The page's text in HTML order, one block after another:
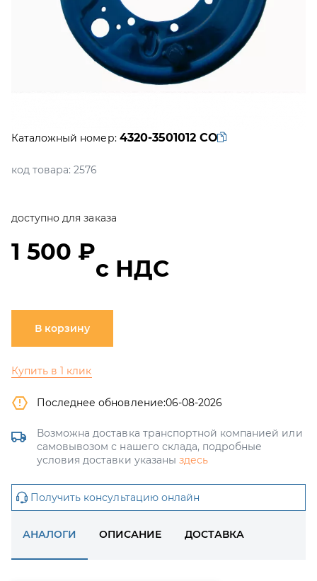
Каталожный номер: 4320-3501012 СО
код товара: 2576
доступно для заказа
1 500 ₽
с НДС
В корзину
Купить в 1 клик
Последнее обновление:06-08-2026
Возможна доставка транспортной компанией или
самовывозом с нашего склада, подробные
условия доставки указаны здесь
Получить консультацию онлайн
АНАЛОГИ ОПИСАНИЕ ДОСТАВКА